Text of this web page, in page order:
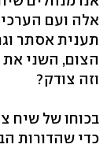
אלה ועם
תענית אסתר
הצום, השני את
וזה צודק?
בכוחו של שיח
כדי שהדורות